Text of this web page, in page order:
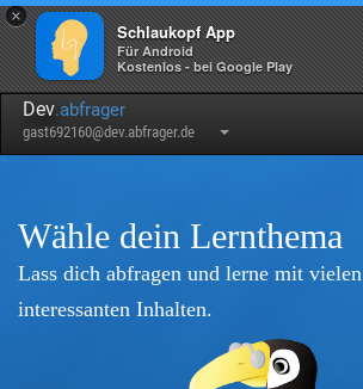
×
Schlaukopf App
Für Android
Kostenlos - bei Google Play
Dev.abfrager
gast692160@dev.abfrager.de
Wähle dein Lernthema
Lass dich abfragen und lerne mit vielen
interessanten Inhalten.